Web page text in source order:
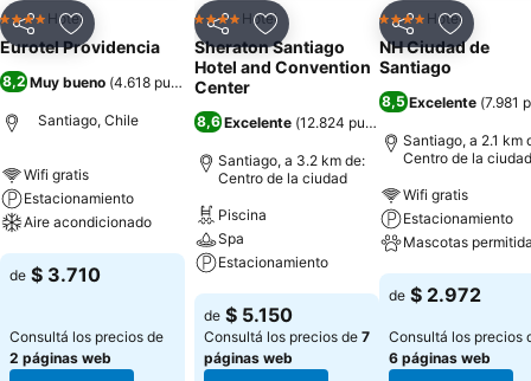
Los servicios de ocio y esparcimiento en este hotel incluyen
gimnasio.
CompartirAñadir a favoritos
4 EstrellasHotel
Eurotel Providencia
8,2 Muy bueno (4.618 puntuaciones)
Santiago, Chile
Wifi gratis
Estacionamiento
Aire acondicionado
Ver precios
de $ 3.710
Consultá los precios de
2 páginas web
CompartirAñadir a favoritos
4 EstrellasHotel
Sheraton Santiago
Hotel and Convention
Center
8,6 Excelente (12.824 puntuaciones
Santiago, a 3.2 km de:
Centro de la ciudad
Piscina
Spa
Estacionamiento
Ver precios
de $ 5.150
Consultá los precios de 7
páginas web
CompartirAñadir
4 EstrellasHotel
NH Ciudad de
Santiago
8,5 Excelente (7.981
Santiago, a 2.1 km
Centro de la ciudad
Wifi gratis
Estacionamiento
Mascotas
Ver precios
de $ 2.972
Consultá los precios
6 páginas web